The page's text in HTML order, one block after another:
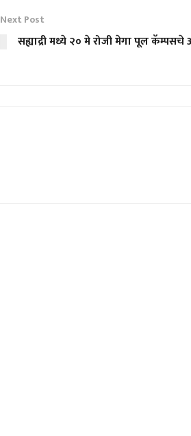
Next Post
सह्याद्री मध्ये २० मे रोजी मेगा पूल